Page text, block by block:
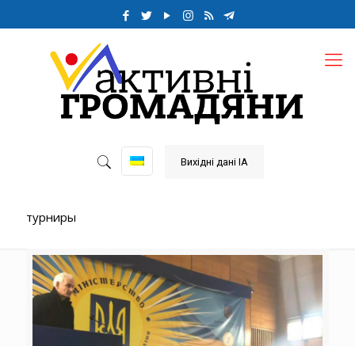
Вихідні дані ІА
турниры